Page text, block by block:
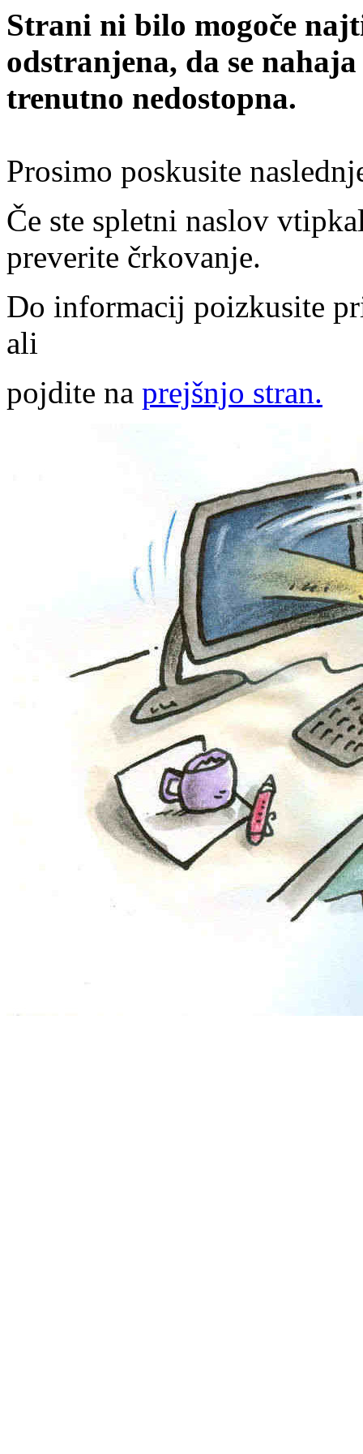
Strani ni bilo mogoče
odstranjena, da se
trenutno nedostopna.
Prosimo poskusite
Če ste spletni naslov
preverite črkovanje.
Do informacij poizkusite
ali
pojdite na prejšnjo stran.